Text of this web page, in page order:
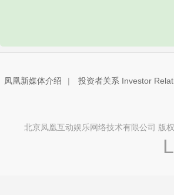
凤凰新媒体介绍 | 投资者关系 Investor
北京凤凰互动娱乐网络技术有限公司 版